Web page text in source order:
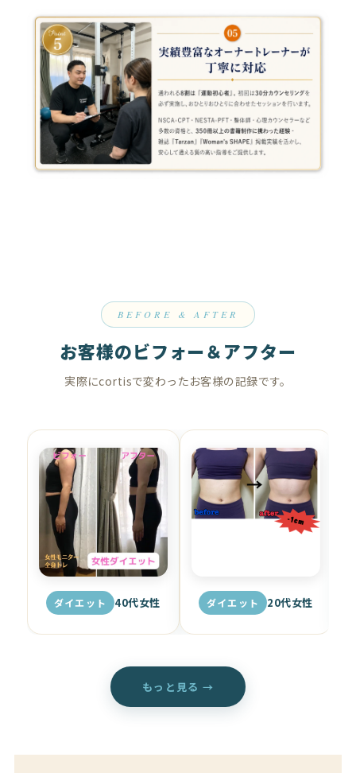
BEFORE & AFTER
お客様のビフォー＆アフター
実際にcortisで変わったお客様の記録です。
ダイエット 40代女性 ダイエット 20代女性
もっと見る →